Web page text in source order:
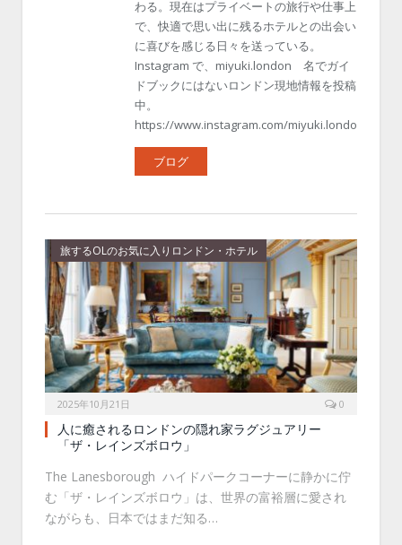
わる。現在はプライベートの旅行や仕事上
で、快適で思い出に残るホテルとの出会い
に喜びを感じる日々を送っている。
Instagram で、miyuki.london 名でガイ
ドブックにはないロンドン現地情報を投稿
中。
https://www.instagram.com/miyuki.london/
ブログ
旅するOLのお気に入りロンドン・ホテル
2025年10月21日 0
人に癒されるロンドンの隠れ家ラグジュアリー
「ザ・レインズボロウ」
The Lanesborough ハイドパークコーナーに静かに佇
む「ザ・レインズボロウ」は、世界の富裕層に愛され
ながらも、日本ではまだ知る…